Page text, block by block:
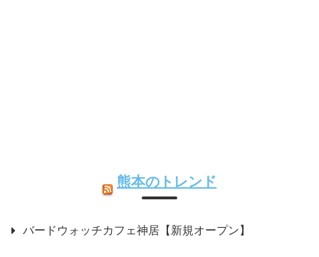
熊本のトレンド
バードウォッチカフェ神居【新規オープン】